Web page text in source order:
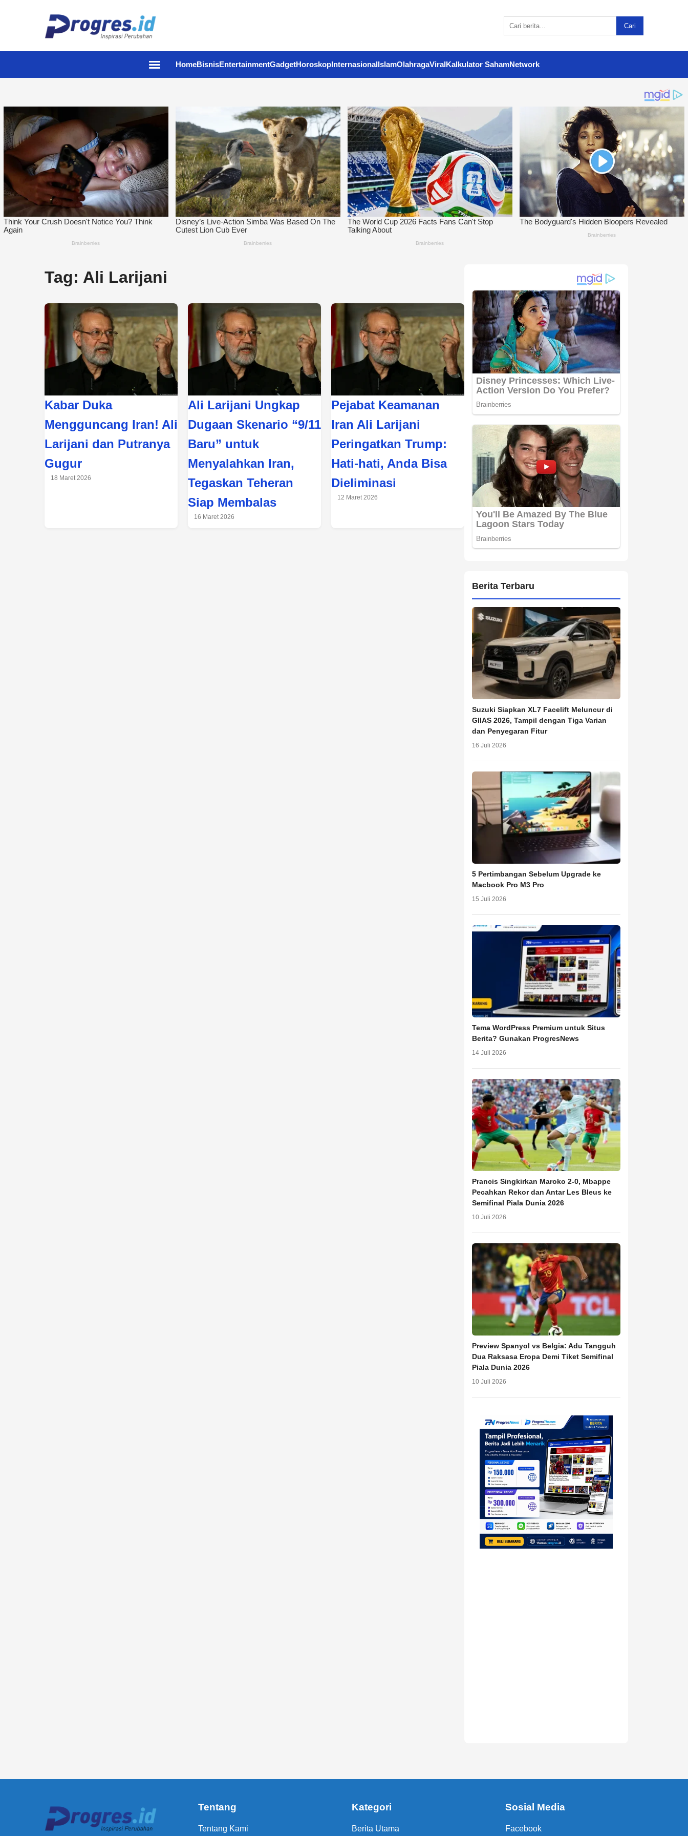
Cari
HomeBisnisEntertainmentGadgetHoroskopInternasionalIslamOlahragaViralKalkulator SahamNetwork
Tag: Ali Larijani
Kabar Duka
Mengguncang Iran! Ali
Larijani dan Putranya
Gugur
18 Maret 2026
Ali Larijani Ungkap
Dugaan Skenario “9/11
Baru” untuk
Menyalahkan Iran,
Tegaskan Teheran
Siap Membalas
16 Maret 2026
Pejabat Keamanan
Iran Ali Larijani
Peringatkan Trump:
Hati-hati, Anda Bisa
Dieliminasi
12 Maret 2026
Berita Terbaru
Suzuki Siapkan XL7 Facelift Meluncur di
GIIAS 2026, Tampil dengan Tiga Varian
dan Penyegaran Fitur
16 Juli 2026
5 Pertimbangan Sebelum Upgrade ke
Macbook Pro M3 Pro
15 Juli 2026
Tema WordPress Premium untuk Situs
Berita? Gunakan ProgresNews
14 Juli 2026
Prancis Singkirkan Maroko 2-0, Mbappe
Pecahkan Rekor dan Antar Les Bleus ke
Semifinal Piala Dunia 2026
10 Juli 2026
Preview Spanyol vs Belgia: Adu Tangguh
Dua Raksasa Eropa Demi Tiket Semifinal
Piala Dunia 2026
10 Juli 2026
Tentang
Tentang Kami
Kategori
Berita Utama
Sosial Media
Facebook